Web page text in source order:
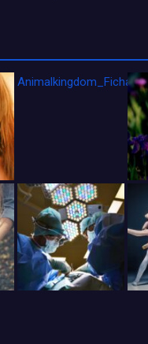
Animalkingdom_FichaCine